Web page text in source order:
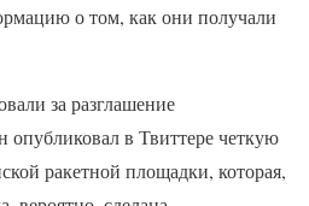
о том, как они получали
за разглашение
в Твиттере четкую
ракетной площадки, которая,